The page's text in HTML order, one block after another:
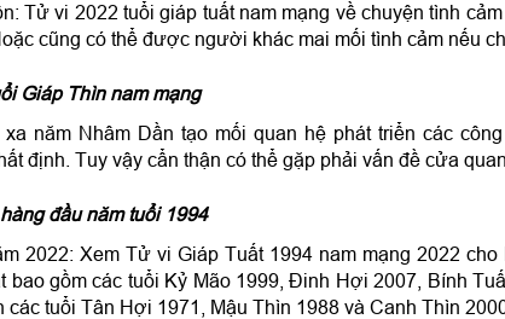
Tử vi 2022 tuổi giáp tuất nam mạng về chuyện tình
cũng có thể được người khác mai mối tình cảm nếu
Giáp Thìn nam mạng
năm Nhâm Dần tạo mối quan hệ phát triển các
định. Tuy vậy cẩn thận có thể gặp phải vấn đề cửa
đầu năm tuổi 1994
2022: Xem Tử vi Giáp Tuất 1994 nam mạng 2022
bao gồm các tuổi Kỷ Mão 1999, Đinh Hợi 2007, Bính
các tuổi Tân Hợi 1971, Mậu Thìn 1988 và Canh Thìn